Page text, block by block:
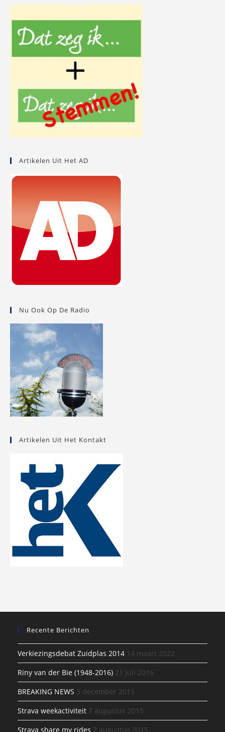
Artikelen Uit Het AD
Nu Ook Op De Radio
Artikelen Uit Het Kontakt
Recente Berichten
Verkiezingsdebat Zuidplas 2014 14 maart 2022
Riny van der Bie (1948-2016) 21 juli 2016
BREAKING NEWS 3 december 2015
Strava weekactiviteit 7 augustus 2015
Strava share my rides 7 augustus 2015